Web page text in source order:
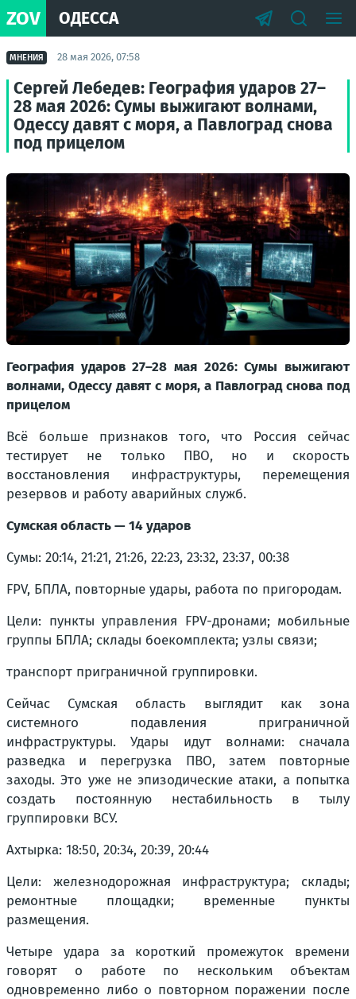
ZOV ОДЕССА
МНЕНИЯ 28 мая 2026, 07:58
Сергей Лебедев: География ударов 27–
28 мая 2026: Сумы выжигают волнами,
Одессу давят с моря, а Павлоград снова
под прицелом
География ударов 27–28 мая 2026: Сумы выжигают
волнами, Одессу давят с моря, а Павлоград снова под
прицелом
Всё больше признаков того, что Россия сейчас
тестирует не только ПВО, но и скорость
восстановления инфраструктуры, перемещения
резервов и работу аварийных служб.
Сумская область — 14 ударов
Сумы: 20:14, 21:21, 21:26, 22:23, 23:32, 23:37, 00:38
FPV, БПЛА, повторные удары, работа по пригородам.
Цели: пункты управления FPV-дронами; мобильные
группы БПЛА; склады боекомплекта; узлы связи;
транспорт приграничной группировки.
Сейчас Сумская область выглядит как зона
системного подавления приграничной
инфраструктуры. Удары идут волнами: сначала
разведка и перегрузка ПВО, затем повторные
заходы. Это уже не эпизодические атаки, а попытка
создать постоянную нестабильность в тылу
группировки ВСУ.
Ахтырка: 18:50, 20:34, 20:39, 20:44
Цели: железнодорожная инфраструктура; склады;
ремонтные площадки; временные пункты
размещения.
Четыре удара за короткий промежуток времени
говорят о работе по нескольким объектам
одновременно либо о повторном поражении после